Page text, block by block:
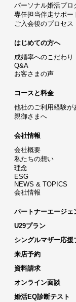
パーソナル婚活プロ
専任担当伴走サポー
ご入会後のプロセス
はじめての方へ
成婚率へのこだわり
Q&A
お客さまの声
コースと料金
他社のご利用経験が
親御さまへ
会社情報
会社概要
私たちの想い
理念
ESG
NEWS & TOPICS
会社情報
パートナーエージェ
U29プラン
シングルマザー応援
来店予約
資料請求
オンライン面談
婚活EQ診断テスト